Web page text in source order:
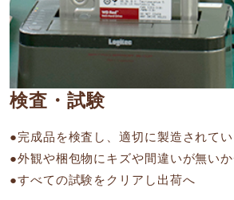
検査・試験
●完成品を検査し、適切に製造されて
●外観や梱包物にキズや間違いが無い
●すべての試験をクリアし出荷へ